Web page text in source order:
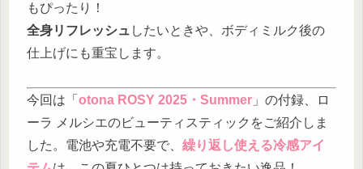
もぴったり！
全身リフレッシュ したいときや、ボディミルク後の
仕上げにも重宝します。
今回は「 otona ROSY 2025・Summer 」の付録、ロ
ーラ メルシエのビューティスティックをご紹介しま
した。電池や充電不要で、 繰り返し使える冷感アイ